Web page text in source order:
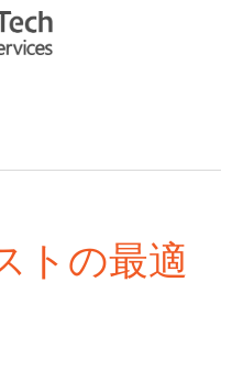
トの最適